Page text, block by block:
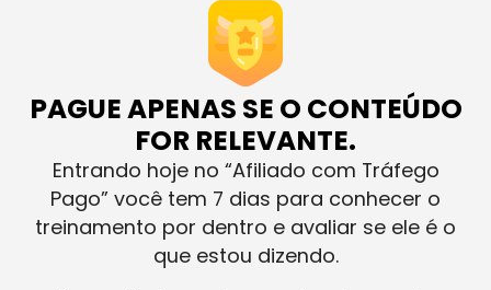
PAGUE APENAS SE O CONTEÚDO
FOR RELEVANTE.
Entrando hoje no “Afiliado com Tráfego
Pago” você tem 7 dias para conhecer o
treinamento por dentro e avaliar se ele é o
que estou dizendo.